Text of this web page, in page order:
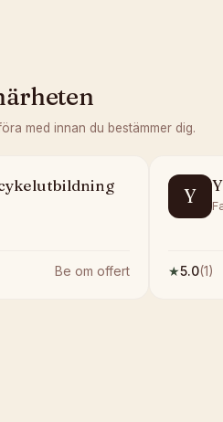
med innan du bestämmer dig.
Be om offert
Y
★5.0(1)